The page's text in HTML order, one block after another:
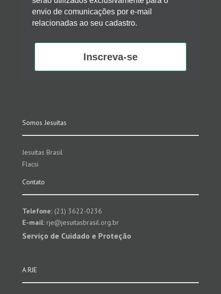
envio de comunicações por e-mail
relacionadas ao seu cadastro.
Inscreva-se
Somos Jesuítas
Jesuítas Brasil
Flacsi
Contato
Telefone:(21) 3622-0236
E-mail:rje@jesuitasbrasil.org.br
Serviço de Cuidado e Proteção
A RJE